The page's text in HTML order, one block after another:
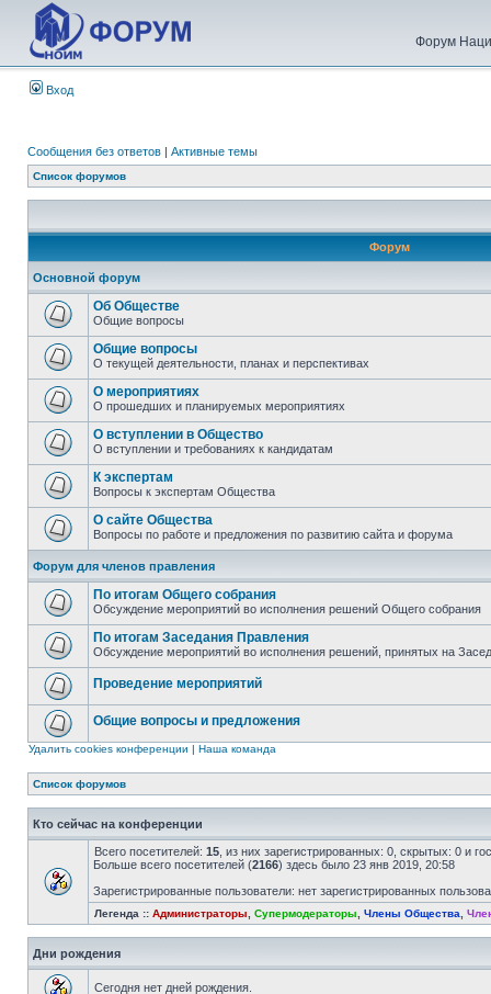
Форум
Вход
Сообщения без ответов | Активные темы
Список форумов
Форум
Основной форум
Об Обществе
Общие вопросы
Общие вопросы
О текущей деятельности, планах и перспективах
О мероприятиях
О прошедших и планируемых мероприятиях
О вступлении в Общество
О вступлении и требованиях к кандидатам
К экспертам
Вопросы к экспертам Общества
О сайте Общества
Вопросы по работе и предложения по развитию сайта и форума
Форум для членов правления
По итогам Общего собрания
Обсуждение мероприятий во исполнения решений Общего собрания
По итогам Заседания Правления
Обсуждение мероприятий во исполнения решений, принятых на
Проведение мероприятий
Общие вопросы и предложения
Удалить cookies конференции | Наша команда
Список форумов
Кто сейчас на конференции
Всего посетителей: 15 , из них зарегистрированных: 0, скрытых: 0 и
Больше всего посетителей (2166) здесь было 23 янв 2019, 20:58
Зарегистрированные пользователи: нет зарегистрированных
Легенда :: Администраторы Супермодераторы Члены Общества
Дни рождения
Сегодня нет дней рождения.